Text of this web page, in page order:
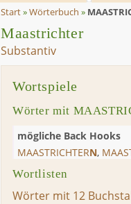
Start»Wörterbuch »
Maastrichter
Substantiv
Wortspiele
Wörter mit
mögliche Back Hooks
MAASTRICHTERN,
Wortlisten
Wörter mit 12